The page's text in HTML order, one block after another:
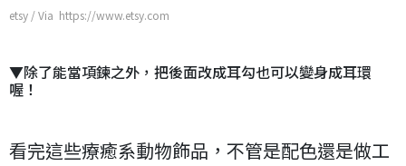
etsy / Via https://www.etsy.com
▼除了能當項鍊之外，把後面改成耳勾也可以變身成耳環
喔！
看完這些療癒系動物飾品，不管是配色還是做工